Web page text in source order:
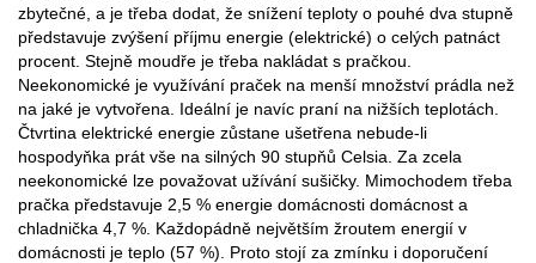
zbytečné, a je třeba dodat, že snížení teploty o pouhé dva stupně
představuje zvýšení příjmu energie (elektrické) o celých patnáct
procent. Stejně moudře je třeba nakládat s pračkou.
Neekonomické je využívání praček na menší množství prádla než
na jaké je vytvořena. Ideální je navíc praní na nižších teplotách.
Čtvrtina elektrické energie zůstane ušetřena nebude-li
hospodyňka prát vše na silných 90 stupňů Celsia. Za zcela
neekonomické lze považovat užívání sušičky. Mimochodem třeba
pračka představuje 2,5 % energie domácnosti domácnost a
chladnička 4,7 %. Každopádně největším žroutem energií v
domácnosti je teplo (57 %). Proto stojí za zmínku i doporučení